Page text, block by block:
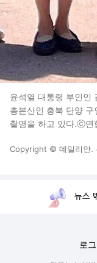
윤석열 대통령 부인인
총본산인 충북 단양
촬영을 하고 있다.ⓒ연
Copyright © 데일리안.
뉴스
로